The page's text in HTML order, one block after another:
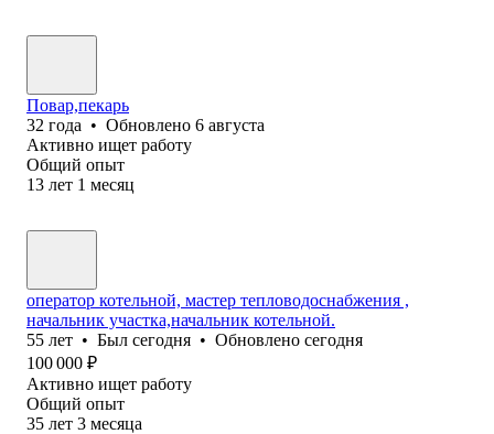
Повар,пекарь
32 года • Обновлено 6 августа
Активно ищет работу
Общий опыт
13 лет 1 месяц
оператор котельной, мастер тепловодоснабжения ,
начальник участка,начальник котельной.
55 лет • Был сегодня • Обновлено сегодня
100 000 ₽
Активно ищет работу
Общий опыт
35 лет 3 месяца